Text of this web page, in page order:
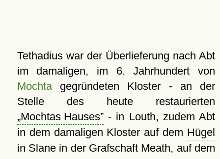
Tethadius war der Überlieferung nach Abt
im damaligen, im 6. Jahrhundert von
Mochtagegründeten Kloster - an der
Stelle des heute restaurierten
Mochtas Hauses - in Louth, zudem Abt
in dem damaligen Kloster auf dem Hügel
in Slane in der Grafschaft Meath, auf dem